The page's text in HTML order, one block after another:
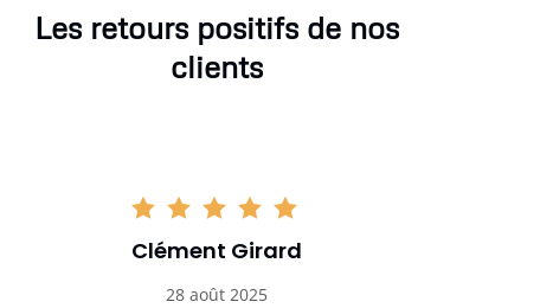
Les retours positifs de nos
clients
Clément Girard
28 août 2025